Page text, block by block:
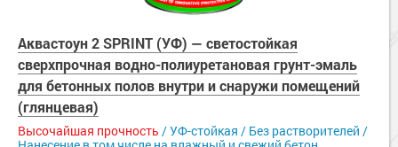
Аквастоун 2 SPRINT (УФ) — светостойкая
сверхпрочная водно-полиуретановая грунт-эмаль
для бетонных полов внутри и снаружи помещений
(глянцевая)
Высочайшая прочность / УФ-стойкая / Без растворителей /